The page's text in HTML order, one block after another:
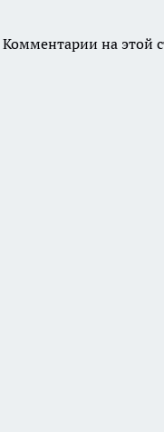
Комментарии на этой